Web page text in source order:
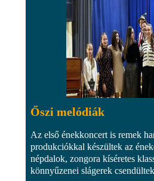
Őszi melódiák
Az első énekkoncert is remek
produkciókkal készültek az
népdalok, zongora kíséretes
könnyűzenei slágerek